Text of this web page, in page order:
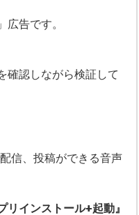
告です。
確認しながら検証して
信、投稿ができる音声
リインストール+起動』